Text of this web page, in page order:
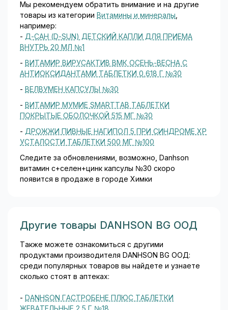
Мы рекомендуем обратить внимание и на другие
товары из категории Витамины и минералы,
например:
- Д-САН (D-SUN) ДЕТСКИЙ КАПЛИ ДЛЯ ПРИЕМА
ВНУТРЬ 20 МЛ №1
- ВИТАМИР ВИРУСАКТИВ ВМК ОСЕНЬ-ВЕСНА С
АНТИОКСИДАНТАМИ ТАБЛЕТКИ 0,618 Г №30
- ВЕЛВУМЕН КАПСУЛЫ №30
- ВИТАМИР МУМИЕ SMARTTAB ТАБЛЕТКИ
ПОКРЫТЫЕ ОБОЛОЧКОЙ 515 МГ №30
- ДРОЖЖИ ПИВНЫЕ НАГИПОЛ 5 ПРИ СИНДРОМЕ ХР
УСТАЛОСТИ ТАБЛЕТКИ 500 МГ №100
Следите за обновлениями, возможно, Danhson
витамин с+селен+цинк капсулы №30 скоро
появится в продаже в городе Химки
Другие товары DANHSON BG ООД
Также можете ознакомиться с другими
продуктами производителя DANHSON BG ООД:
среди популярных товаров вы найдете и узнаете
сколько стоят в аптеках:
- DANHSON ГАСТРОБЕНЕ ПЛЮС ТАБЛЕТКИ